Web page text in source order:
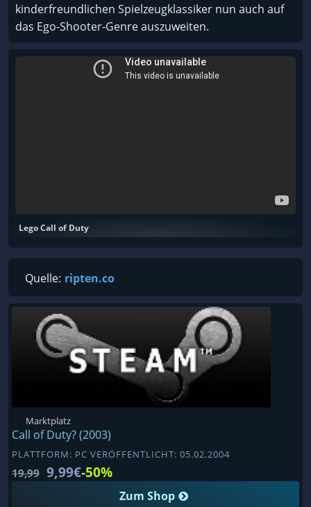
kinderfreundlichen Spielzeugklassiker nun auch auf
das Ego-Shooter-Genre auszuweiten.
Lego Call of Duty
Quelle: ripten.co
Marktplatz
Call of Duty? (2003)
PLATTFORM: PC VERÖFFENTLICHT: 05.02.2004
19,99 9,99€-50%
Zum Shop